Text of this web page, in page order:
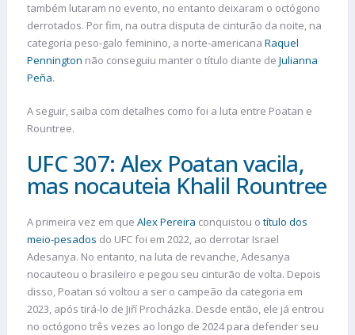
também lutaram no evento, no entanto deixaram o octógono
derrotados. Por fim, na outra disputa de cinturão da noite, na
categoria peso-galo feminino, a norte-americana Raquel
Pennington não conseguiu manter o título diante de Julianna
Peña.
A seguir, saiba com detalhes como foi a luta entre Poatan e
Rountree.
UFC 307: Alex Poatan vacila,
mas nocauteia Khalil Rountree
A primeira vez em que Alex Pereira conquistou o título dos
meio-pesados do UFC foi em 2022, ao derrotar Israel
Adesanya. No entanto, na luta de revanche, Adesanya
nocauteou o brasileiro e pegou seu cinturão de volta. Depois
disso, Poatan só voltou a ser o campeão da categoria em
2023, após tirá-lo de Jiří Procházka. Desde então, ele já entrou
no octógono três vezes ao longo de 2024 para defender seu